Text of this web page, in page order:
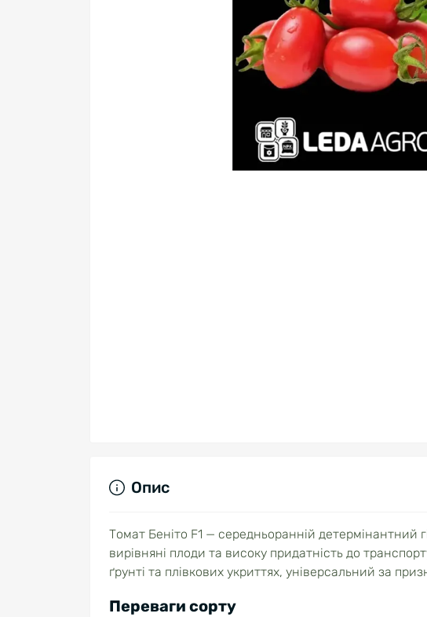
Опис
Томат Беніто F1 — середньоранній детермінантний
вирівняні плоди та високу придатність до
ґрунті та плівкових укриттях, універсальний за
Переваги сорту